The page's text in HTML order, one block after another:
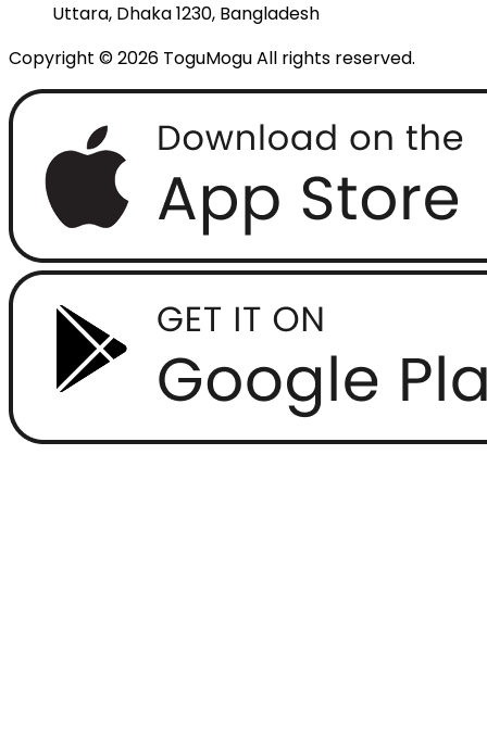
Uttara, Dhaka 1230, Bangladesh
Copyright © 2026 ToguMogu All rights reserved.